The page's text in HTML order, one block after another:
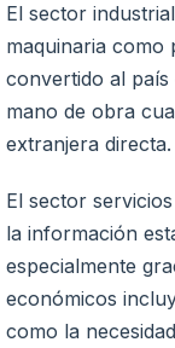
El sector
maquinaria como
convertido al
mano de obra
extranjera directa.
El sector
la información
especialmente
económicos
como la